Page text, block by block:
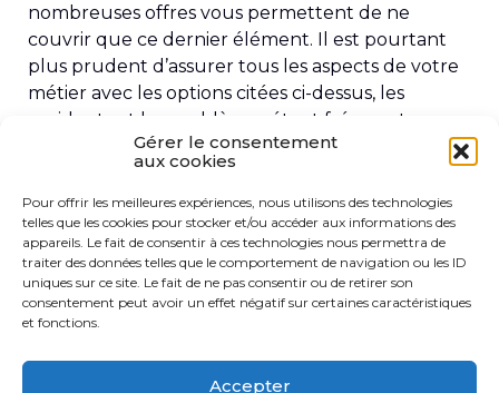
Gérer le consentement
aux cookies
Pour offrir les meilleures expériences, nous utilisons des technologies
telles que les cookies pour stocker et/ou accéder aux informations des
appareils. Le fait de consentir à ces technologies nous permettra de
traiter des données telles que le comportement de navigation ou les ID
uniques sur ce site. Le fait de ne pas consentir ou de retirer son
consentement peut avoir un effet négatif sur certaines caractéristiques
et fonctions.
Accepter
nombreuses offres vous permettent de ne
couvrir que ce dernier élément. Il est pourtant
plus prudent d’assurer tous les aspects de votre
métier avec les options citées ci-dessus, les
accidents et les problèmes étant fréquents.
Vous souhaitez en savoir plus sur nos assurances
taxi, VTC et flotte de véhicules ? N’hésitez pas
ànous contacter pour nous poser toutes vos
questions.